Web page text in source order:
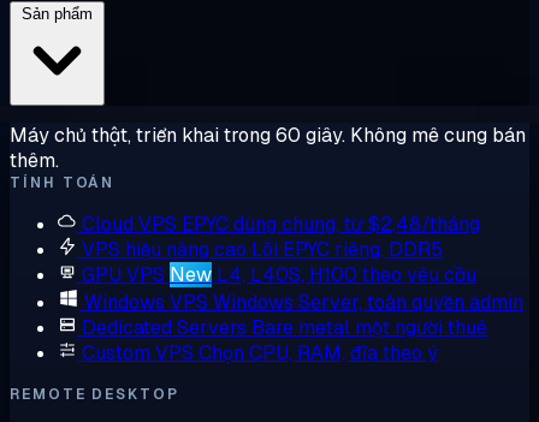
Máy chủ thật, triển khai trong 60 giây. Không mê cung bán
thêm.
TÍNH TOÁN
Cloud VPS EPYC dùng chung, từ $2,48/tháng
VPS hiệu năng cao Lõi EPYC riêng, DDR5
GPU VPS New L4, L40S, H100 theo yêu cầu
Windows VPS Windows Server, toàn quyền admin
Dedicated Servers Bare metal một người thuê
Custom VPS Chọn CPU, RAM, đĩa theo ý
REMOTE DESKTOP